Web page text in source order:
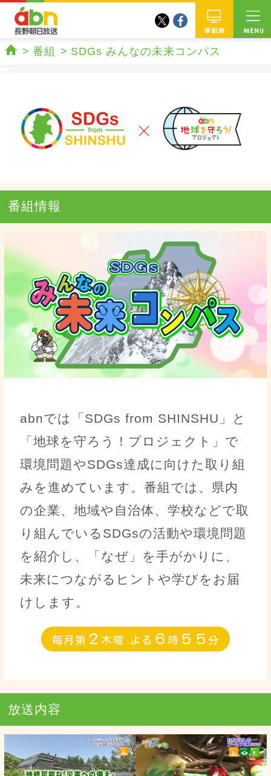
twitterfacebook
番組 SDGs みんなの未来コンパス
番組情報
abnでは「SDGs from SHINSHU」と
「地球を守ろう！プロジェクト」で
環境問題やSDGs達成に向けた取り組
みを進めています。番組では、県内
の企業、地域や自治体、学校などで取
り組んでいるSDGsの活動や環境問題
を紹介し、「なぜ」を手がかりに、
未来につながるヒントや学びをお届
けします。
毎月第 ２ 木曜 よる ６ 時 ５５ 分
放送内容